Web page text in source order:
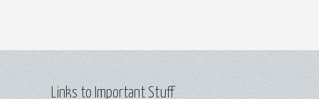
Links to Important Stuff